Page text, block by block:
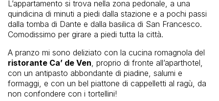
L’appartamento si trova nella zona pedonale, a una
quindicina di minuti a piedi dalla stazione e a pochi passi
dalla tomba di Dante e dalla basilica di San Francesco.
Comodissimo per girare a piedi tutta la città.
A pranzo mi sono deliziato con la cucina romagnola del
ristorante Ca’ de Ven , proprio di fronte all’aparthotel,
con un antipasto abbondante di piadine, salumi e
formaggi, e con un bel piattone di cappelletti al ragù, da
non confondere con i tortellini!